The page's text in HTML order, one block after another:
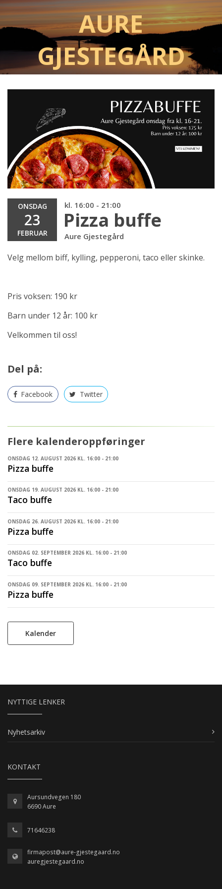
Aure
Gjestegård
ONSDAG
23
FEBRUAR
kl. 16:00 - 21:00
Pizza buffe
Aure Gjestegård
Velg mellom biff, kylling, pepperoni, taco eller skinke.
Pris voksen: 190 kr
Barn under 12 år: 100 kr
Velkommen til oss!
Del på:
Facebook Twitter
Flere kalenderoppføringer
ONSDAG 12. AUGUST 2026 KL. 16:00 - 21:00
Pizza buffe
ONSDAG 19. AUGUST 2026 KL. 16:00 - 21:00
Taco buffe
ONSDAG 26. AUGUST 2026 KL. 16:00 - 21:00
Pizza buffe
ONSDAG 02. SEPTEMBER 2026 KL. 16:00 - 21:00
Taco buffe
ONSDAG 09. SEPTEMBER 2026 KL. 16:00 - 21:00
Pizza buffe
Kalender
NYTTIGE LENKER
Nyhetsarkiv
KONTAKT
Aursundvegen 180
6690 Aure
71646238
firmapost@aure-gjestegaard.no
auregjestegaard.no